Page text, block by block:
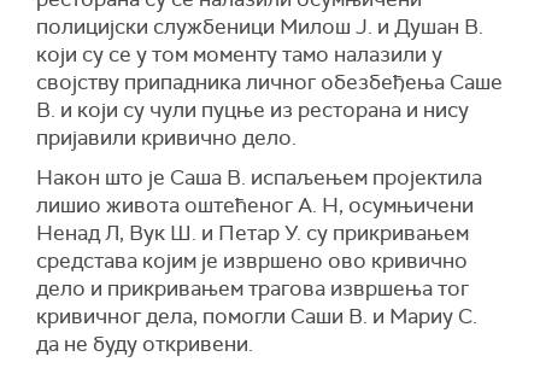
полицијски службеници Милош Ј. и Душан В.
који су се у том моменту тамо налазили у
својству припадника личног обезбеђења Саше
В. и који су чули пуцње из ресторана и нису
пријавили кривично дело.
Након што је Саша В. испаљењем пројектила
лишио живота оштећеног А. Н, осумњичени
Ненад Л, Вук Ш. и Петар У. су прикривањем
средстава којим је извршено ово кривично
дело и прикривањем трагова извршења тог
кривичног дела, помогли Саши В. и Мариу С.
да не буду откривени.